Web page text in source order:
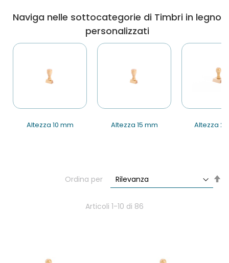
Naviga nelle sottocategorie di Timbri in legno
personalizzati
altezza 10 mm altezza 15 mm altezza
Articoli 1-10 di 86
Ordina per